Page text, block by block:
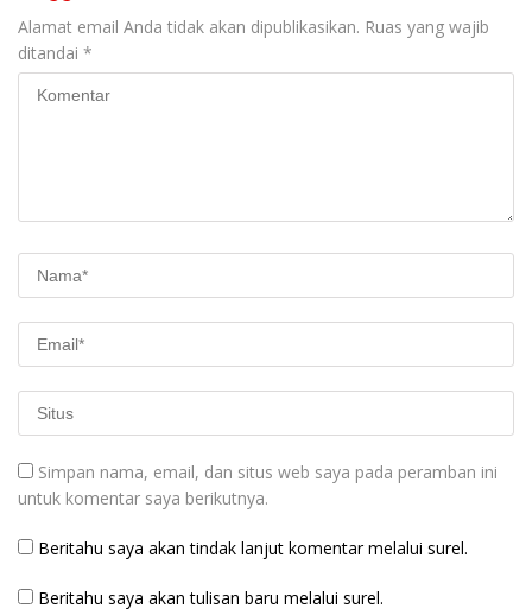
Alamat email Anda tidak akan dipublikasikan. Ruas yang wajib
ditandai *
Simpan nama, email, dan situs web saya pada peramban ini
untuk komentar saya berikutnya.
Beritahu saya akan tindak lanjut komentar melalui surel.
Beritahu saya akan tulisan baru melalui surel.